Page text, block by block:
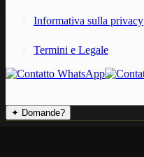
Informativa sulla privacy
Termini e Legale
✦ Domande?